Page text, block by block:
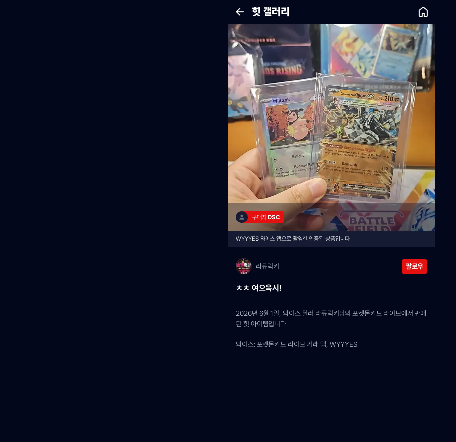
힛 갤러리
구매자 DSC
WYYYES 와이스 앱으로 촬영한 인증된 상품입니다
라큐럭키 팔로우
ㅊㅊ 여으윽시!
2026년 6월 1일, 와이스 딜러 라큐럭키님의 포켓몬카드 라이브에서 판매
된 힛 아이템입니다.
와이스: 포켓몬카드 라이브 거래 앱, WYYYES